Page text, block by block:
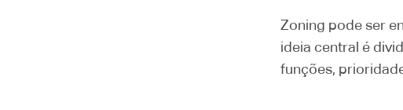
Zoning pode ser
ideia central é
funções,